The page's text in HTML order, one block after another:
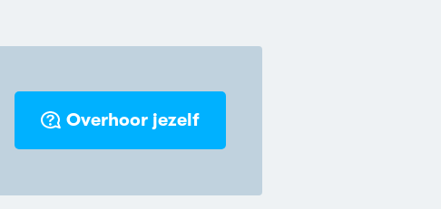
Overhoor jezelf